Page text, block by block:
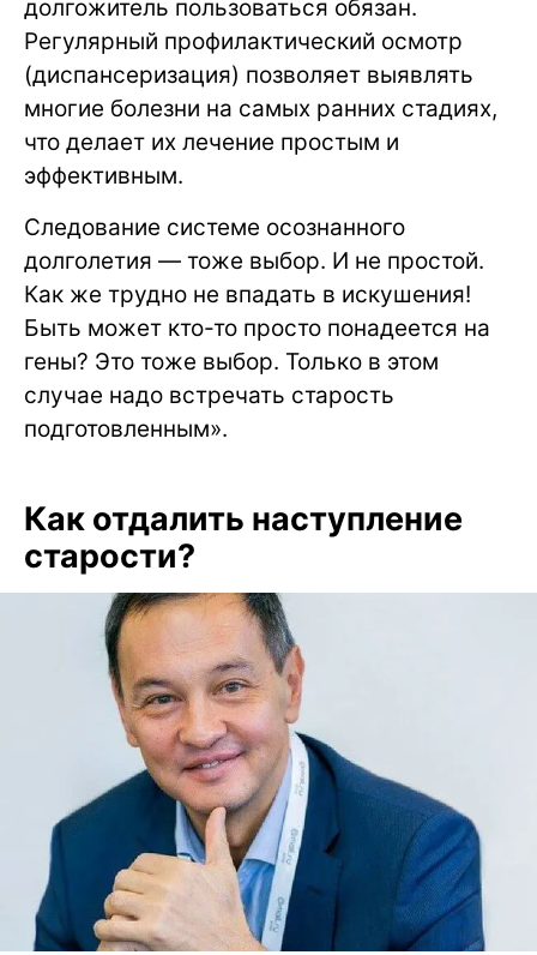
долгожитель пользоваться обязан.
Регулярный профилактический осмотр
(диспансеризация) позволяет выявлять
многие болезни на самых ранних стадиях,
что делает их лечение простым и
эффективным.
Следование системе осознанного
долголетия — тоже выбор. И не простой.
Как же трудно не впадать в искушения!
Быть может кто-то просто понадеется на
гены? Это тоже выбор. Только в этом
случае надо встречать старость
подготовленным».
Как отдалить наступление
старости?